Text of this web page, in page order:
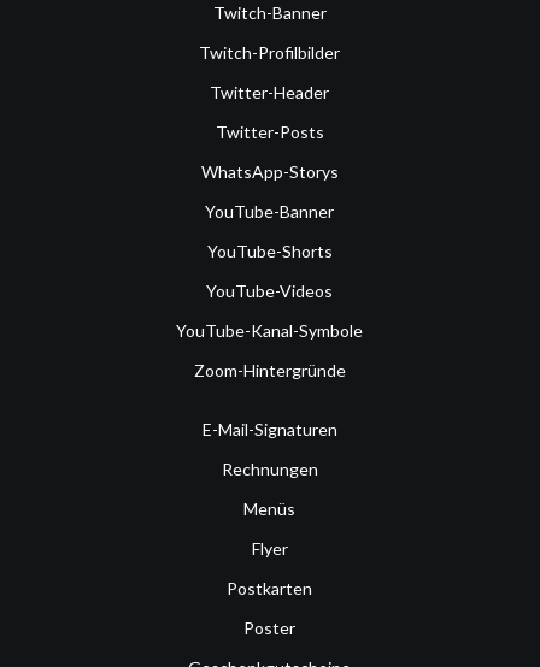
Twitch-Banner
Twitch-Profilbilder
Twitter-Header
Twitter-Posts
WhatsApp-Storys
YouTube-Banner
YouTube-Shorts
YouTube-Videos
YouTube-Kanal-Symbole
Zoom-Hintergründe
E-Mail-Signaturen
Rechnungen
Menüs
Flyer
Postkarten
Poster